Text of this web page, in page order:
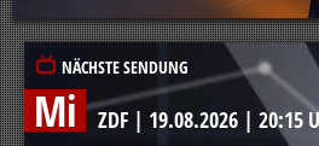
NÄCHSTE SENDUNG
Mi ZDF | 19.08.2026 | 20:15